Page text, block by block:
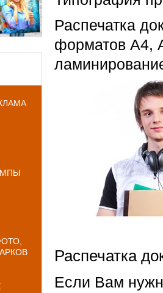
Распечатка
форматов А4,
Распечатка
Если Вам